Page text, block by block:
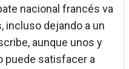
nacional francés va
incluso dejando a un
aunque unos y
puede satisfacer a